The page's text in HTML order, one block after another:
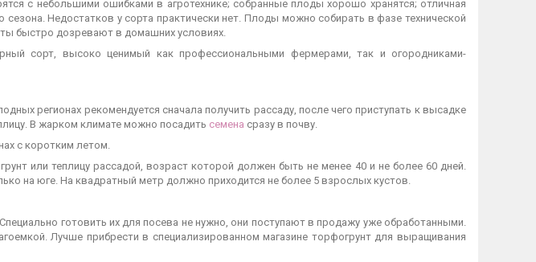
с небольшими ошибками в агротехнике; собранные плоды хорошо хранятся; отличная
сезона. Недостатков у сорта практически нет. Плоды можно собирать в фазе технической
быстро дозревают в домашних условиях.
сорт, высоко ценимый как профессиональными фермерами, так и огородниками-
регионах рекомендуется сначала получить рассаду, после чего приступать к высадке
В жарком климате можно посадить семена сразу в почву.
с коротким летом.
или теплицу рассадой, возраст которой должен быть не менее 40 и не более 60 дней.
на юге. На квадратный метр должно приходится не более 5 взрослых кустов.
готовить их для посева не нужно, они поступают в продажу уже обработанными.
Лучше прибрести в специализированном магазине торфогрунт для выращивания